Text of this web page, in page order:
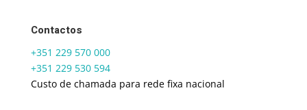
Contactos
+351 229 570 000
+351 229 530 594
Custo de chamada para rede fixa nacional